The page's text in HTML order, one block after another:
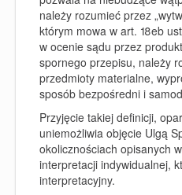
należy rozumieć przez
którym mowa w art. 18eb
w ocenie sądu przez
spornego przepisu, należy
przedmioty materialne,
sposób bezpośredni i
Przyjęcie takiej definicji,
uniemożliwia objęcie Ulgą
okolicznościach opisanych
interpretacji indywidualnej,
interpretacyjny.